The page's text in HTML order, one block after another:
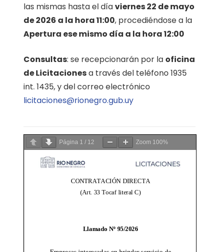
las mismas hasta el díaviernes 22 de mayo
de 2026 a la hora 11:00, procediéndose a la
Apertura ese mismo día a la hora 12:00
Consultas: se recepcionarán por la oficina
de Licitacionesa través del teléfono 1935
int. 1435, y del correo electrónico
licitaciones@rionegro.gub.uy
Página 1 / 12 Zoom 100%